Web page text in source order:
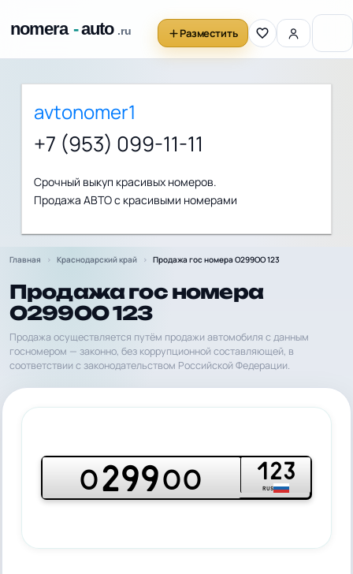
Разместить
avtonomer1
+7 (953) 099-11-11
Срочный выкуп красивых номеров.
Продажа АВТО с красивыми номерами
Главная Краснодарский край Продажа гос номера О299ОО 123
Продажа гос номера
О299ОО 123
Продажа осуществляется путём продажи автомобиля с данным
госномером — законно, без коррупционной составляющей, в
соответствии с законодательством Российской Федерации.
О299ОО 123
RUS